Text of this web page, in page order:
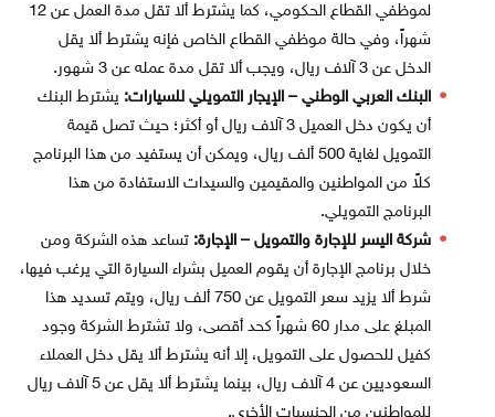
لموظفي القطاع الحكومي، كما يشترط ألا تقل مدة العمل عن 12
شهراً، وفي حالة موظفي القطاع الخاص فإنه يشترط ألا يقل
الدخل عن 3 آلاف ريال، ويجب ألا تقل مدة عمله عن 3 شهور.
البنك العربي الوطني – الإيجار التمويلي للسيارات: يشترط البنك
أن يكون دخل العميل 3 آلاف ريال أو أكثر؛ حيث تصل قيمة
التمويل لغاية 500 ألف ريال، ويمكن أن يستفيد من هذا البرنامج
كلاً من المواطنين والمقيمين والسيدات الاستفادة من هذا
البرنامج التمويلي.
شركة اليسر للإجارة والتمويل – الإجارة: تساعد هذه الشركة ومن
خلال برنامج الإجارة أن يقوم العميل بشراء السيارة التي يرغب فيها،
شرط ألا يزيد سعر التمويل عن 750 ألف ريال، ويتم تسديد هذا
المبلغ على مدار 60 شهراً كحد أقصى، ولا تشترط الشركة وجود
كفيل للحصول على التمويل، إلا أنه يشترط ألا يقل دخل العملاء
السعوديين عن 4 آلاف ريال، بينما يشترط ألا يقل عن 5 آلاف ريال
للمواطنين من الجنسيات الأخرى.